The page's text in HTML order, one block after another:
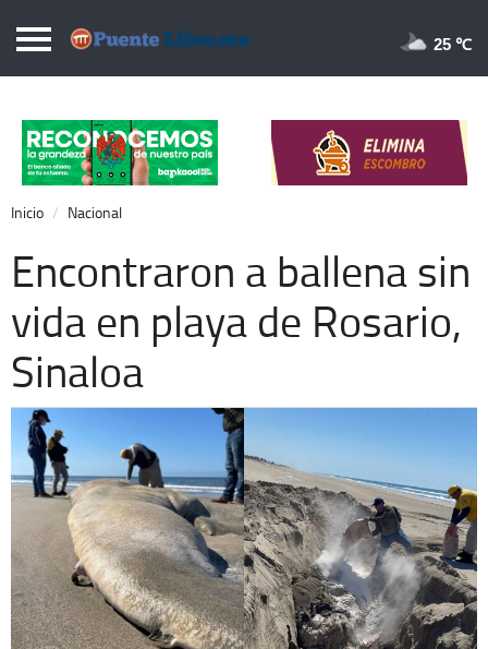
Puentelibre.mx
Local
Nacional
Opinión
Cronos
Economía
Espectáculos
Extra +
25 ℃
Inicio Nacional
Encontraron a ballena sin
vida en playa de Rosario,
Sinaloa